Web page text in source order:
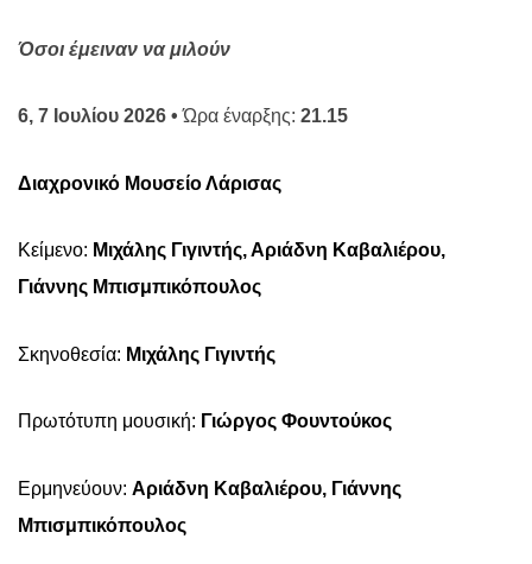
Όσοι έμειναν να μιλούν
6, 7 Ιουλίου 2026 •Ώρα έναρξης: 21.15
Διαχρονικό Μουσείο Λάρισας
Κείμενο: Μιχάλης Γιγιντής, Αριάδνη Καβαλιέρου,
Γιάννης Μπισμπικόπουλος
Σκηνοθεσία: Μιχάλης Γιγιντής
Πρωτότυπη μουσική: Γιώργος Φουντούκος
Ερμηνεύουν: Αριάδνη Καβαλιέρου, Γιάννης
Μπισμπικόπουλος